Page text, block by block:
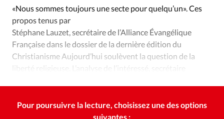
RUBRIQUES
Tous les articles
Actualité chrétienne
Actualité internationale
Chronique
Culture
Dossier
Eglises Foi Génération réveil
Monde
Vécu
Vie Intérieure
«Nous sommes toujours une secte pour quelqu’un». Ces
propos tenus par
Stéphane Lauzet, secrétaire de l’Alliance Évangélique
Française dans le dossier de la dernière édition du
Christianisme Aujourd’hui soulèvent la question de la
liberté religieuse. L’analyse de l’intéressé, secrétaire
Pour poursuivre la lecture, choisissez une des options
suivantes :